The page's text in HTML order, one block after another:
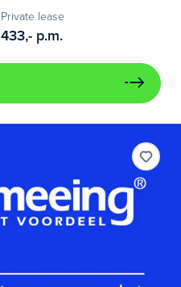
Private lease
433,- p.m.